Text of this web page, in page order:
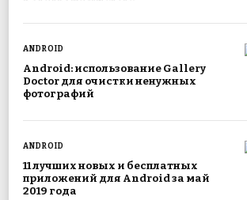
ANDROID
Android: использование Gallery
Doctor для очистки ненужных
фотографий
ANDROID
11 лучших новых и бесплатных
приложений для Android за май
2019 года